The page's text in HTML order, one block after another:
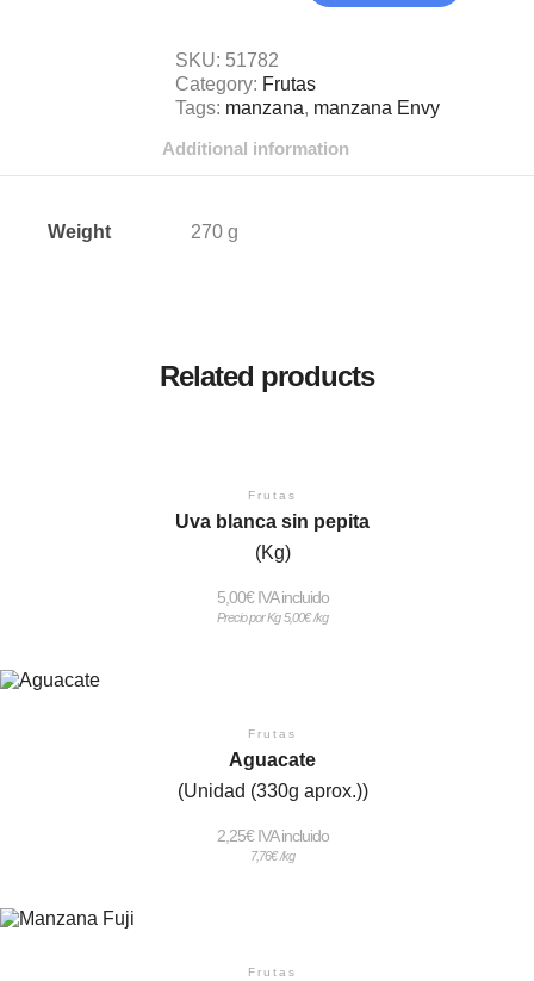
SKU: 51782
Category: Frutas
Tags: manzana, manzana Envy
Additional information
Weight 270 g
Related products
Frutas
Uva blanca sin pepita
(Kg)
5,00€ IVA incluido
Precio por Kg 5,00€ /kg
Frutas
Aguacate
(Unidad (330g aprox.))
2,25€ IVA incluido
7,76€ /kg
Frutas